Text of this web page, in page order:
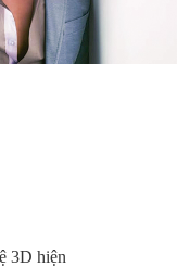
3D hiện